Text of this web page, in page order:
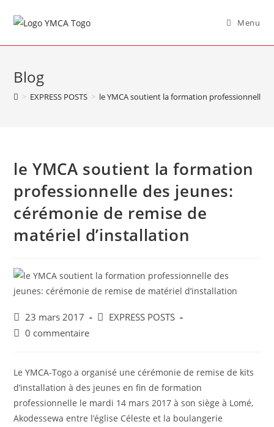
Menu
Blog
> EXPRESS POSTS > le YMCA soutient la formation professionnelle
le YMCA soutient la formation
professionnelle des jeunes:
cérémonie de remise de
matériel d’installation
23 mars 2017
EXPRESS POSTS
0 commentaire
Le YMCA-Togo a organisé une cérémonie de remise de kits
d’installation à des jeunes en fin de formation
professionnelle le mardi 14 mars 2017 à son siège à Lomé,
Akodessewa entre l’église Céleste et la boulangerie